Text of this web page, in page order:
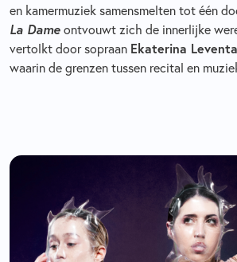
en kamermuziek samensmelten tot één
La Dame ontvouwt zich de innerlijke
vertolkt door sopraan Ekaterina
waarin de grenzen tussen recital en